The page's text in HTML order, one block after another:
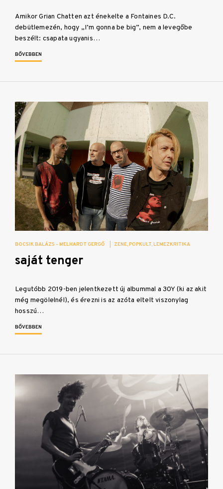
Amikor Grian Chatten azt énekelte a Fontaines D.C.
debütlemezén, hogy „I’m gonna be big”, nem a levegőbe
beszélt: csapata ugyanis…
BŐVEBBEN
BOCSIK BALÁZS - MELHARDT GERGŐ ZENE POPKULT LEMEZKRITIKA
saját tenger
Legutóbb 2019-ben jelentkezett új albummal a 30Y (ki az akit
még megölelnél), és érezni is az azóta eltelt viszonylag
hosszú…
BŐVEBBEN